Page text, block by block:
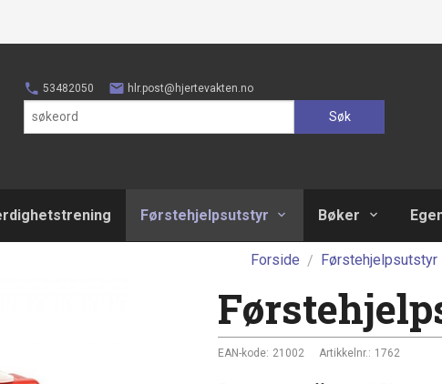
53482050 hlr.post@hjertevakten.no
Søk
Førstehjelpsutstyr Bøker
Forside Førstehjelpsutstyr
EAN-kode: 21002 Artikkelnr.: 1762